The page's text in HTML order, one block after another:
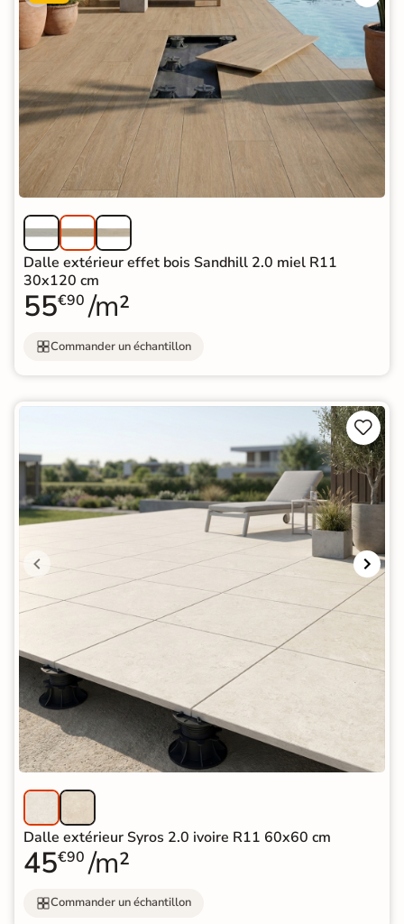
Dalle extérieur effet bois Sandhill 2.0 miel R11
30x120 cm
55€90 /m²
Commander un échantillon


Dalle extérieur Syros 2.0 ivoire R11 60x60 cm
45€90 /m²
Commander un échantillon